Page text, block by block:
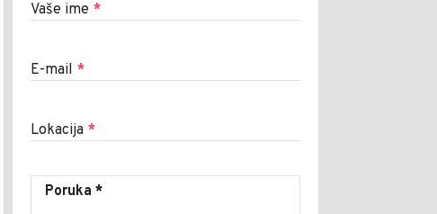
Vaše ime *
E-mail *
Lokacija *